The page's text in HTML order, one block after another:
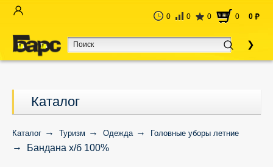
0 0 0 0 0 руб
Каталог
Каталог Туризм Одежда Головные уборы летние
Бандана х/б 100%